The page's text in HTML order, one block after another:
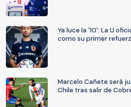
Ya luce la '10': La U
como su primer
Marcelo Cañete será
Chile tras salir de